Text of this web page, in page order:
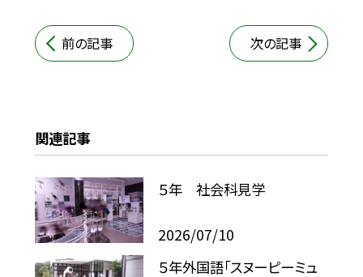
前の記事 次の記事
関連記事
５年 社会科見学
2026/07/10
５年外国語「スヌーピーミュ